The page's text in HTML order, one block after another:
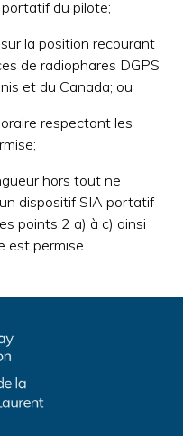
du pilote;
la position recourant
de radiophares DGPS
et du Canada; ou
respectant les
hors tout ne
dispositif SIA portatif
points 2 a) à c) ainsi
est permise.